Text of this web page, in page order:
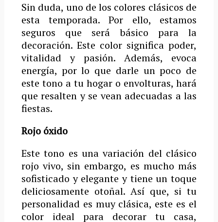
Sin duda, uno de los colores clásicos de
esta temporada. Por ello, estamos
seguros que será básico para la
decoración. Este color significa poder,
vitalidad y pasión. Además, evoca
energía, por lo que darle un poco de
este tono a tu hogar o envolturas, hará
que resalten y se vean adecuadas a las
fiestas.
Rojo óxido
Este tono es una variación del clásico
rojo vivo, sin embargo, es mucho más
sofisticado y elegante y tiene un toque
deliciosamente otoñal. Así que, si tu
personalidad es muy clásica, este es el
color ideal para decorar tu casa,